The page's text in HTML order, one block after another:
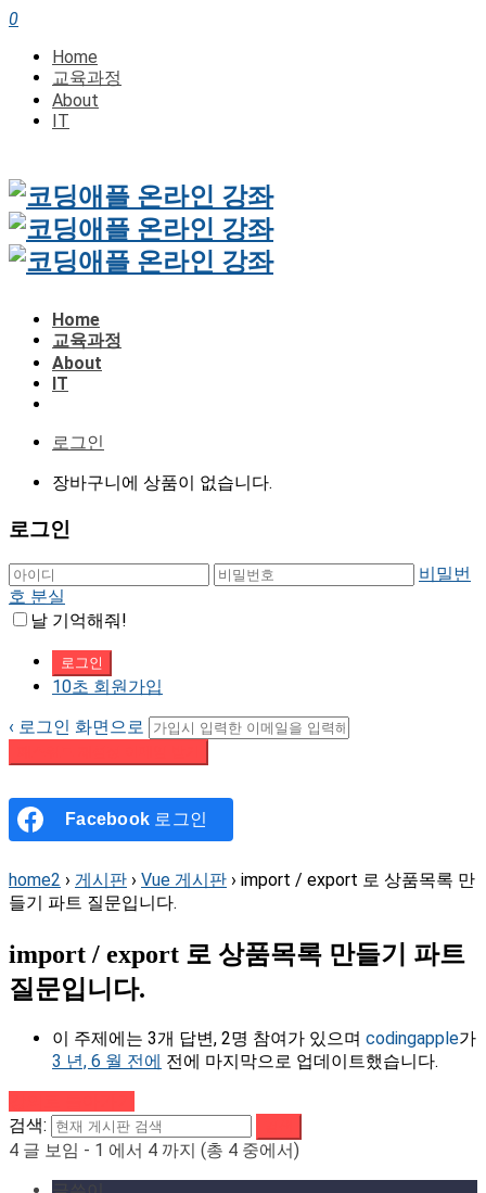
0
Home
교육과정
About
IT
Home
교육과정
About
IT
로그인
장바구니에 상품이 없습니다.
로그인
비밀번
호 분실
날 기억해줘!
10초 회원가입
‹ 로그인 화면으로
Facebook 로그인
home2 › 게시판 › Vue 게시판 › import / export 로 상품목록 만
들기 파트 질문입니다.
import / export 로 상품목록 만들기 파트
질문입니다.
이 주제에는 3개 답변, 2명 참여가 있으며 codingapple가
3 년, 6 월 전에 전에 마지막으로 업데이트했습니다.
검색:
4 글 보임 - 1 에서 4 까지 (총 4 중에서)